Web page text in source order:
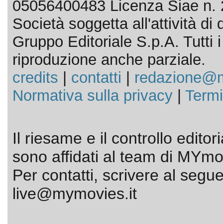
05056400483 Licenza Siae n.
Società soggetta all'attività di
Gruppo Editoriale S.p.A. Tutti
riproduzione anche parziale.
credits
contatti
Normativa sulla privacy|
Il riesame e il controllo
sono affidati al team di
Per contatti, scrivere al
live@mymovies.it